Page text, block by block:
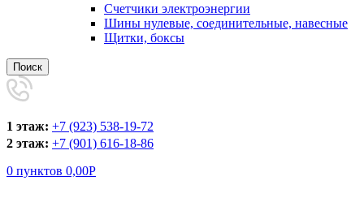
Счетчики электроэнергии
Шины нулевые, соединительные, навесные
Щитки, боксы
Поиск
1 этаж: +7 (923) 538-19-72
2 этаж: +7 (901) 616-18-86
0 пунктов 0,00Р